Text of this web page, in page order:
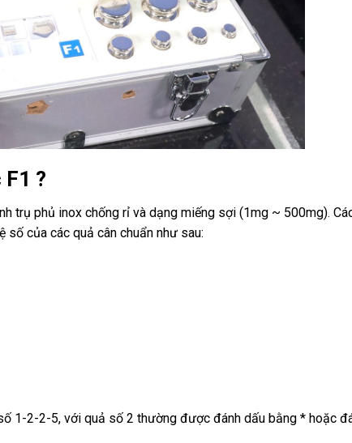
F1 ?
trụ phủ inox chống rỉ và dạng miếng sợi (1mg ~ 500mg).
của các quả cân chuẩn như sau:
1-2-2-5, với quả số 2 thường được đánh dấu bằng * hoặc